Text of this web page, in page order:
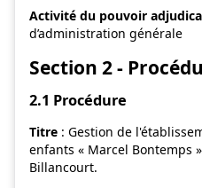
Activité du pouvoir
d’administration générale
Section 2 -
2.1 Procédure
Titre : Gestion de
enfants « Marcel Bontemps
Billancourt.